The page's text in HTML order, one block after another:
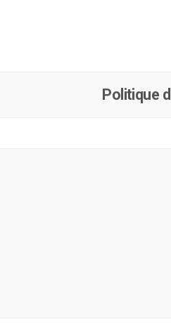
Politique